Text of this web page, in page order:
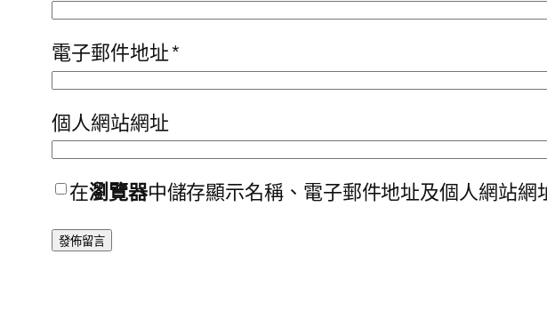
電子郵件地址*
個人網站網址
在瀏覽器中儲存顯示名稱、電子郵件地址及個人網站